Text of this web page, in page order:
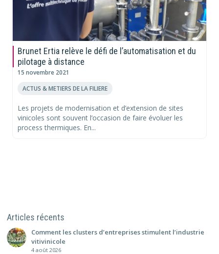
Brunet Ertia relève le défi de l’automatisation et du
pilotage à distance
15 novembre 2021
ACTUS & METIERS DE LA FILIERE
Les projets de modernisation et d’extension de sites
vinicoles sont souvent l’occasion de faire évoluer les
process thermiques. En...
Articles récents
Comment les clusters d’entreprises stimulent l’industrie
vitivinicole
4 août 2026